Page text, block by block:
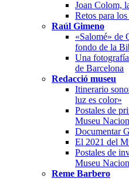
Joan Colom,
Retos para
Raúl Gimeno
«Salomé» de
fondo de la
Una
de Barcelona
Redacció museu
Itinerario
luz es color»
Postales de
Museu
Documentar
El 2021 del
Postales de
Museu
Reme Barbero